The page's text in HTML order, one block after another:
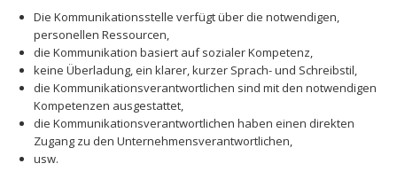
Die Kommunikationsstelle verfügt über die notwendigen,
personellen Ressourcen,
die Kommunikation basiert auf sozialer Kompetenz,
keine Überladung, ein klarer, kurzer Sprach- und Schreibstil,
die Kommunikationsverantwortlichen sind mit den notwendigen
Kompetenzen ausgestattet,
die Kommunikationsverantwortlichen haben einen direkten
Zugang zu den Unternehmensverantwortlichen,
usw.